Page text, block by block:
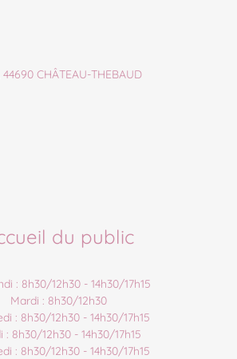
CHÂTEAU-THEBAUD
du public
: 8h30/12h30 - 14h30/17h15
Mardi : 8h30/12h30
: 8h30/12h30 - 14h30/17h15
: 8h30/12h30 - 14h30/17h15
: 8h30/12h30 - 14h30/17h15